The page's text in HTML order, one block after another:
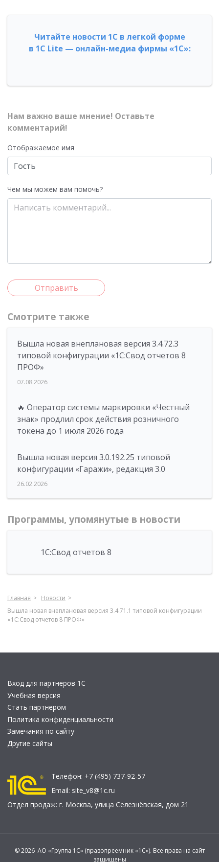
Читайте новости 1С в легкой форме
в 1С Lite — онлайн-медиа фирмы «1С»:
Нам важно ваше мнение! Оставьте
комментарий!
Отображаемое имя
Чем мы можем вам помочь?
Отправить
Смотрите также
Вышла новая внеплановая версия 3.4.72.3
типовой конфигурации «1C:Свод отчетов 8
ПРОФ»
07.08.2026
🔥 Оператор системы маркировки «Честный
знак» продлил срок действия розничного
токена до 1 июля 2026 года
Вышла новая версия 3.0.192.25 типовой
конфигурации «Гаражи», редакция 3.0
26.02.2026
Программы, упомянутые в новости
1С:Свод отчетов 8
Главная
Новости
Вышла новая внеплановая версия 3.4.71.1 типовой конфигурации
«1C:Свод отчетов 8 ПРОФ»
Вход для партнеров 1С
Учебная версия
Стать партнером
Политика конфиденциальности
Замечания по сайту
Другие сайты
Телефон: +7 (495) 737-92-57
Email: site_v8@1c.ru
Отдел продаж: г. Москва, улица Селезнёвская, дом 21
© 2026 АО «Группа 1С» (правопреемник «1С»). Все права на сайт
защищены